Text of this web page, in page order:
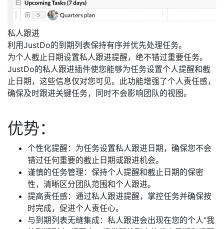
私人跟进
利用JustDo的到期列表保持有序并优先处理任务。
为个人截止日期设置私人跟进提醒，绝不错过重要任务。
JustDo的私人跟进插件使您能够为任务设置个人提醒和截
止日期，这些信息仅对您可见。此功能增强了个人责任感，
确保及时跟进关键任务，同时不会影响团队的视图。
优势：
个性化提醒：为任务设置私人跟进日期，确保您不会
错过任何重要的截止日期或跟进机会。
谨慎的任务管理：保持个人提醒和截止日期的保密
性，清晰区分团队范围和个人跟进。
提高责任感：通过私人跟进提醒，掌控任务并确保按
时完成，促进个人责任心。
与到期列表无缝集成：私人跟进会出现在您的个人"我